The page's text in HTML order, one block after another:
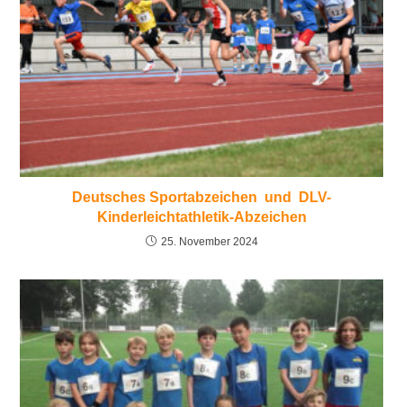
Deutsches Sportabzeichen und DLV-
Kinderleichtathletik-Abzeichen
25. November 2024